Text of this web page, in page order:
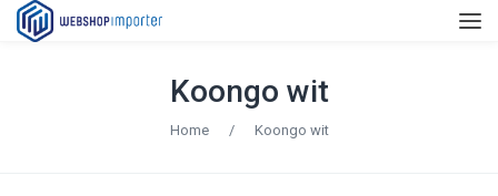
Koongo wit
Home / Koongo wit